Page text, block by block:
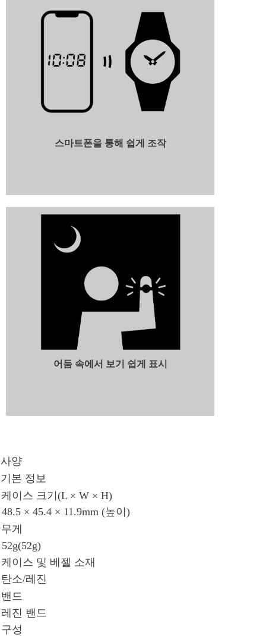
스마트폰을 통해 쉽게 조작
어둠 속에서 보기 쉽게 표시
사양
기본 정보
케이스 크기(L × W × H)
48.5 × 45.4 × 11.9mm (높이)
무게
52g(52g)
케이스 및 베젤 소재
탄소/레진
밴드
레진 밴드
구성